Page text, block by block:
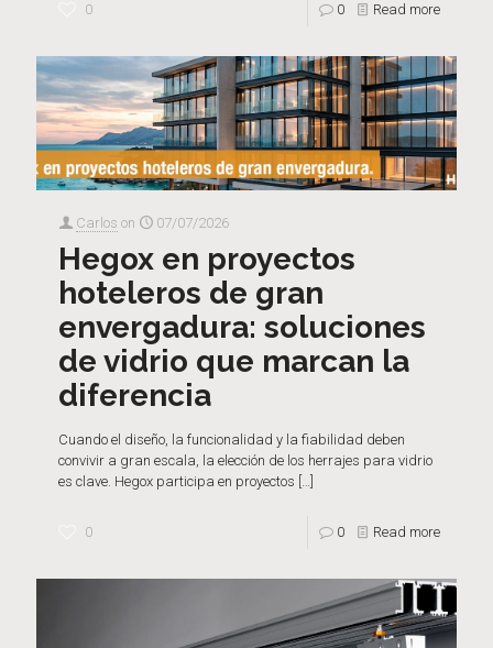
0 0 Read more
Carlos on 07/07/2026
Hegox en proyectos
hoteleros de gran
envergadura: soluciones
de vidrio que marcan la
diferencia
Cuando el diseño, la funcionalidad y la fiabilidad deben
convivir a gran escala, la elección de los herrajes para vidrio
es clave. Hegox participa en proyectos
0 0 Read more